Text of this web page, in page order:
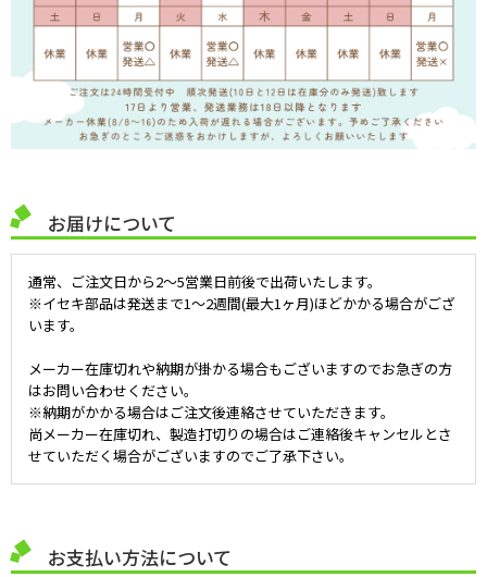
お届けについて
通常、ご注文日から2～5営業日前後で出荷いたします。
※イセキ部品は発送まで1～2週間(最大1ヶ月)ほどかかる場合がござ
います。
メーカー在庫切れや納期が掛かる場合もございますのでお急ぎの方
はお問い合わせください。
※納期がかかる場合はご注文後連絡させていただきます。
尚メーカー在庫切れ、製造打切りの場合はご連絡後キャンセルとさ
せていただく場合がございますのでご了承下さい。
お支払い方法について